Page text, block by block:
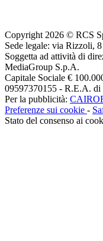
Copyright 2026 © RCS
Sede legale: via Rizzoli,
Soggetta ad attività di
MediaGroup S.p.A.
Capitale Sociale €
09597370155 - R.E.A.
Per la pubblicità:
Preferenze sui cookie -
Stato del consenso ai